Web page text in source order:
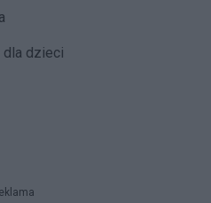
dla dzieci